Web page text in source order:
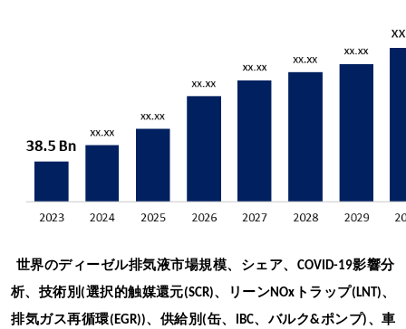
世界のディーゼル排気液市場規模、シェア、 COVID-19影響分
析、技術別(選択的触媒還元(SCR)、リーンNOxトラップ(LNT)、
排気ガス再循環(EGR))、供給別(缶、IBC、バルク&ポンプ)、車